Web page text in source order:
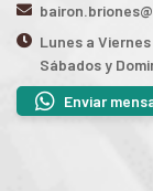
Lunes a Viernes
Sábados y
Enviar